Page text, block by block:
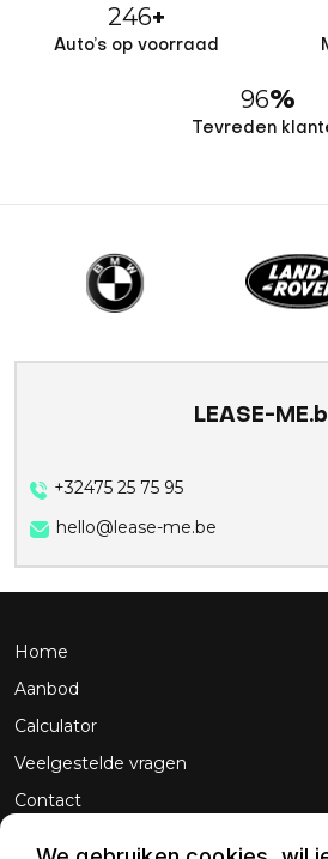
246+
Auto’s op voorraad
96%
Tevreden
LEASE-
+32475 25 75 95
hello@lease-me.be
Home
Aanbod
Calculator
Veelgestelde vragen
Contact